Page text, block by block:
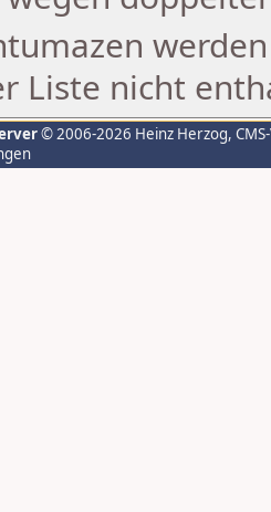
Liste nicht
© 2006-2026 Heinz Herzog,